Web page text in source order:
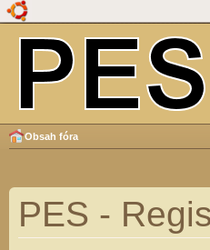
Obsah fóra
PES -